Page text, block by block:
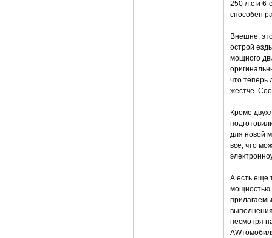
250 л.с и 6-
способен
Внешне,
острой
мощного
что теперь
жестче.
Кроме
для новой
все, что
А есть еще
мощностью
несмотря